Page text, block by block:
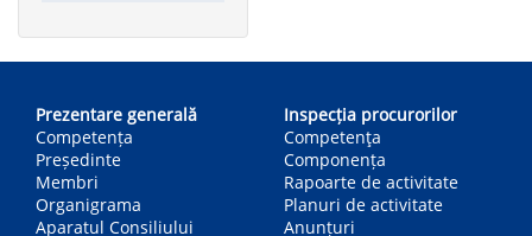
navigation
Prezentare generală
Competența
Președinte
Membri
Organigrama
Aparatul Consiliului
Inspecția procurorilor
Competenţa
Componența
Rapoarte de activitate
Planuri de activitate
Anunțuri